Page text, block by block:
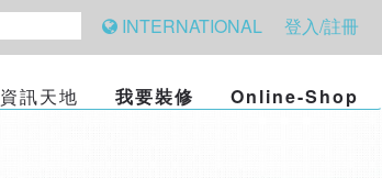
INTERNATIONAL 登入/註冊
資訊天地 我要裝修 Online-Shop